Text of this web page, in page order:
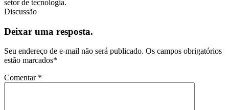
setor de tecnologia.
Discussão
Deixar uma resposta.
Seu endereço de e-mail não será publicado. Os campos obrigatórios
estão marcados*
Comentar *